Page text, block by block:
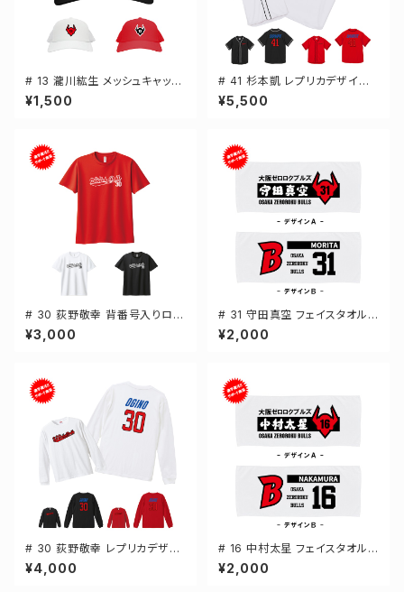
# 13 瀧川紘生 メッシュキャップ
選手還元 3カラー 000700
¥1,500
# 41 杉本凱 レプリカデザイン
3カラー 選手還元 ベースボール
シャツ S-XXLサイズ 598201
¥5,500
# 30 荻野敬幸 背番号入りロゴ
ドライTシャツ 半袖 選手還元 3
カラー S-5Lサイズ 000300
¥3,000
# 31 守田真空 フェイスタオル
選手還元 2デザイン FT0144
¥2,000
# 30 荻野敬幸 レプリカデザイ
ン 3カラー 選手還元 長袖Tシャ
ツ S-XXLサイズ 501101
¥4,000
# 16 中村太星 フェイスタオル
選手還元 2デザイン FT0144
¥2,000